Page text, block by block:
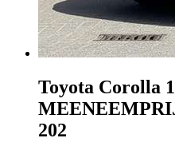
Toyota Corolla
202